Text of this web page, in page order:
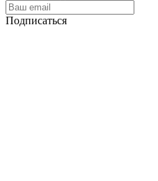
Подписаться